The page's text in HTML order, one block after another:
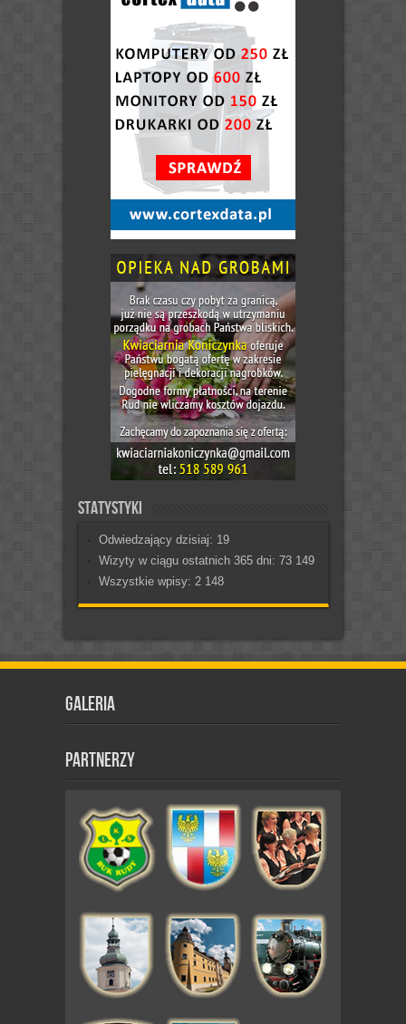
Statystyki
Odwiedzający dzisiaj: 19
Wizyty w ciągu ostatnich 365 dni: 73 149
Wszystkie wpisy: 2 148
Galeria
Partnerzy